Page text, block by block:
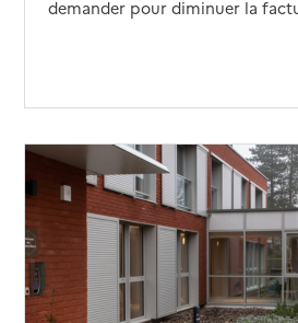
demander pour diminuer la